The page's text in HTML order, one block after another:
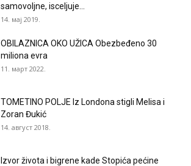
samovoljne, isceljuje...
14. мај 2019.
OBILAZNICA OKO UŽICA Obezbeđeno 30
miliona evra
11. март 2022.
TOMETINO POLJE Iz Londona stigli Melisa i
Zoran Đukić
14. август 2018.
Izvor života i bigrene kade Stopića pećine